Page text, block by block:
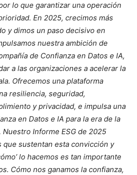
lo que garantizar una operación
En 2025, crecimos más
y dimos un paso decisivo en
nuestra ambición de
de Confianza en Datos e IA,
a las organizaciones a acelerar la
Ofrecemos una plataforma
resiliencia, seguridad,
y privacidad, e impulsa una
en Datos e IA para la era de la
Informe ESG de 2025
sustentan esta convicción y
lo hacemos es tan importante
Cómo nos ganamos la confianza,